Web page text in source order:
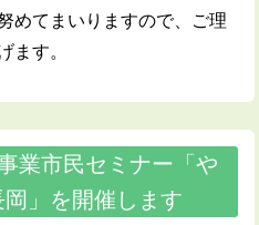
めてまいりますので、ご理
ます。
業市民セミナー「や
」を開催します